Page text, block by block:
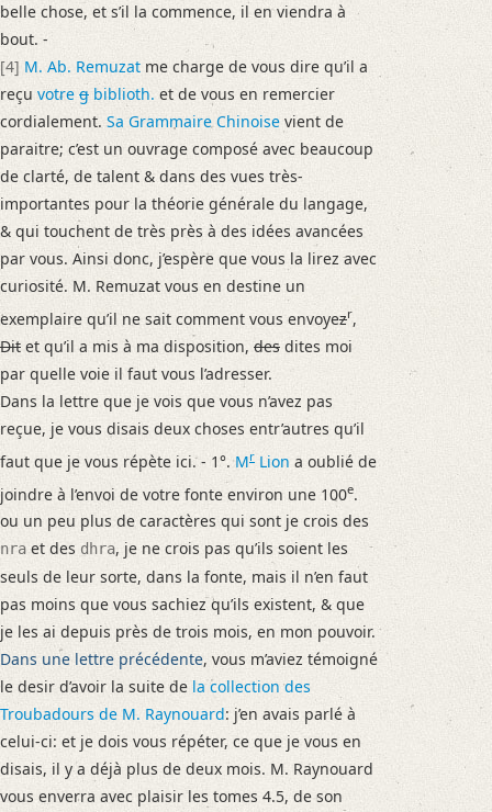
belle chose, et s’il la commence, il en viendra à
bout. -
[4] M. Ab. Remuzat me charge de vous dire qu’il a
reçu votre g biblioth. et de vous en remercier
cordialement. Sa Grammaire Chinoise vient de
paraitre; c’est un ouvrage composé avec beaucoup
de clarté, de talent & dans des vues très-
importantes pour la théorie générale du langage,
& qui touchent de très près à des idées avancées
par vous. Ainsi donc, j’espère que vous la lirez avec
curiosité. M. Remuzat vous en destine un
exemplaire qu’il ne sait comment vous envoyezr,
Dit et qu’il a mis à ma disposition, des dites moi
par quelle voie il faut vous l’adresser.
Dans la lettre que je vois que vous n’avez pas
reçue, je vous disais deux choses entr’autres qu’il
faut que je vous répète ici. - 1°.Mr Lion a oublié de
joindre à l’envoi de votre fonte environ une 100e.
ou un peu plus de caractères qui sont je crois des
nra et des dhra, je ne crois pas qu’ils soient les
seuls de leur sorte, dans la fonte, mais il n’en faut
pas moins que vous sachiez qu’ils existent, & que
je les ai depuis près de trois mois, en mon pouvoir.
Dans une lettre précédente, vous m’aviez témoigné
le desir d’avoir la suite de la collection des
Troubadours de M. Raynouard: j’en avais parlé à
celui-ci: et je dois vous répéter, ce que je vous en
disais, il y a déjà plus de deux mois. M. Raynouard
vous enverra avec plaisir les tomes 4.5, de son